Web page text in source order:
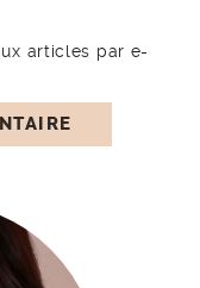
articles par e-